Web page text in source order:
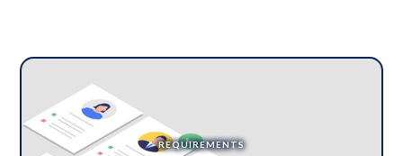
REQUIREMENTS